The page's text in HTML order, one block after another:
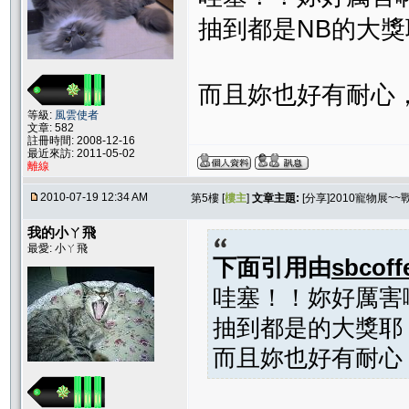
等級: 風雲使者
文章: 582
註冊時間: 2008-12-16
最近來訪: 2011-05-02
離線
抽到都是NB的大
而且妳也好有耐心
2010-07-19 12:34 AM 第5樓 [樓主] 文章主題: [分享]2010寵物展~~
我的小ㄚ飛
最愛: 小ㄚ飛
下面引用由
哇塞！！妳好厲害
抽到都是的大獎
而且妳也好有耐